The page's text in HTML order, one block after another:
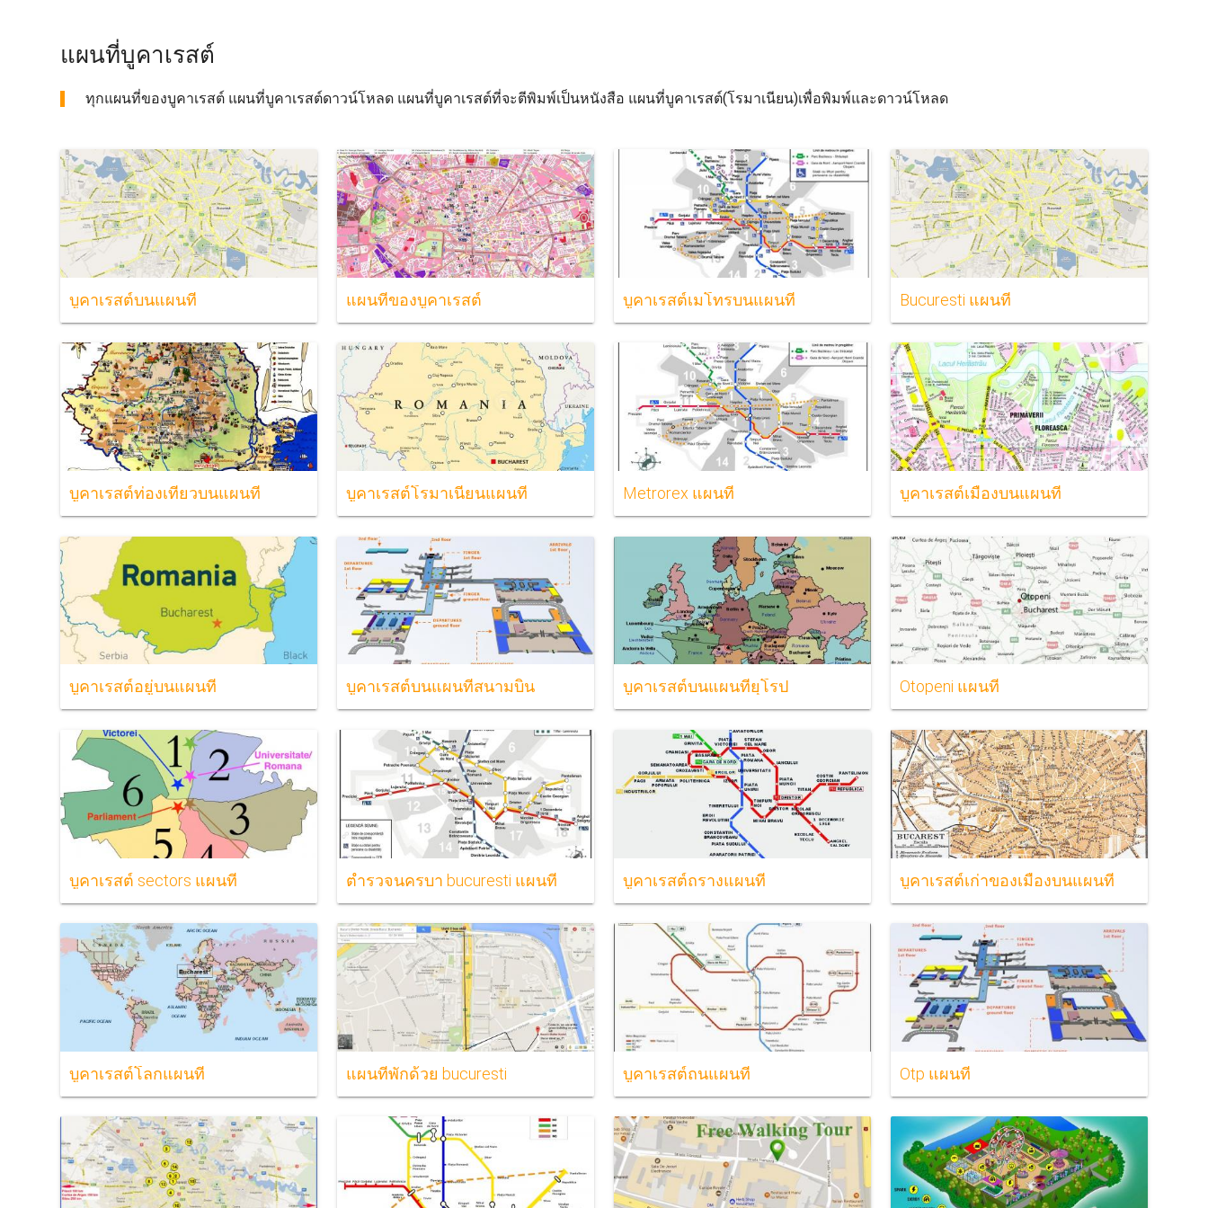
แผนที่บูคาเรสต์
ทุกแผนที่ของบูคาเรสต์ แผนที่บูคาเรสต์ดาวน์โหลด แผนที่บูคาเรสต์ที่จะตีพิมพ์เป็นหนังสือ แผนที่บูคาเรสต์(โรมาเนียน)เพื่อพิมพ์และดาวน์โหลด
บูคาเรสต์บนแผนที่ แผนที่ของบูคาเรสต์ บูคาเรสต์เมโทรบนแผนที่ Bucuresti แผนที่
บูคาเรสต์ท่องเที่ยวบนแผนที่ บูคาเรสต์โรมาเนียนแผนที่ Metrorex แผนที่ บูคาเรสต์เมืองบนแผนที่
บูคาเรสต์อยู่บนแผนที่ บูคาเรสต์บนแผนที่สนามบิน บูคาเรสต์บนแผนที่ยุโรป Otopeni แผนที่
บูคาเรสต์ sectors แผนที่ ตำรวจนครบา bucuresti แผนที่ บูคาเรสต์ถรางแผนที่ บูคาเรสต์เก่าของเมืองบนแผนที่
บูคาเรสต์โลกแผนที่ แผนที่พักด้วย bucuresti บูคาเรสต์ถนแผนที่ Otp แผนที่